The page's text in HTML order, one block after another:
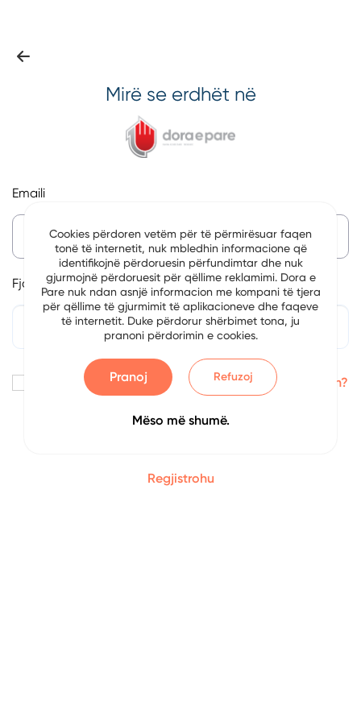
Mirë se erdhët në
Emaili
Fjalëkalim
Me kujto Keni harruar fjalëkalimin?
Regjistrohu
Cookies përdoren vetëm për të përmirësuar faqen
tonë të internetit, nuk mbledhin informacione që
identifikojnë përdoruesin përfundimtar dhe nuk
gjurmojnë përdoruesit për qëllime reklamimi. Dora e
Pare nuk ndan asnjë informacion me kompani të tjera
për qëllime të gjurmimit të aplikacioneve dhe faqeve
të internetit. Duke përdorur shërbimet tona, ju
pranoni përdorimin e cookies.
Pranoj Refuzoj
Mëso më shumë.